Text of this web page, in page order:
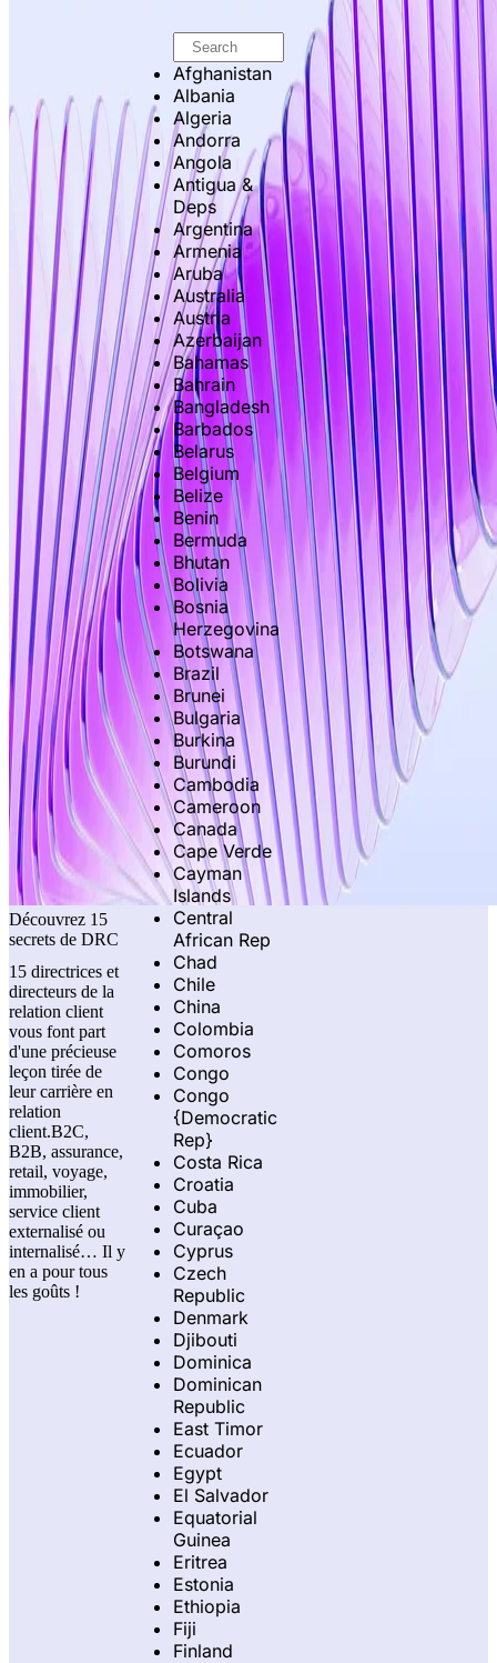
Découvrez 15
secrets de DRC
15 directrices et
directeurs de la
relation client
vous font part
d'une précieuse
leçon tirée de
leur carrière en
relation
client.B2C,
B2B, assurance,
retail, voyage,
immobilier,
service client
externalisé ou
internalisé… Il y
en a pour tous
les goûts !
Afghanistan
Albania
Algeria
Andorra
Angola
Antigua &
Deps
Argentina
Armenia
Aruba
Australia
Austria
Azerbaijan
Bahamas
Bahrain
Bangladesh
Barbados
Belarus
Belgium
Belize
Benin
Bermuda
Bhutan
Bolivia
Bosnia
Herzegovina
Botswana
Brazil
Brunei
Bulgaria
Burkina
Burundi
Cambodia
Cameroon
Canada
Cape Verde
Cayman
Islands
Central
African Rep
Chad
Chile
China
Colombia
Comoros
Congo
Congo
{Democratic
Rep}
Costa Rica
Croatia
Cuba
Curaçao
Cyprus
Czech
Republic
Denmark
Djibouti
Dominica
Dominican
Republic
East Timor
Ecuador
Egypt
El Salvador
Equatorial
Guinea
Eritrea
Estonia
Ethiopia
Fiji
Finland